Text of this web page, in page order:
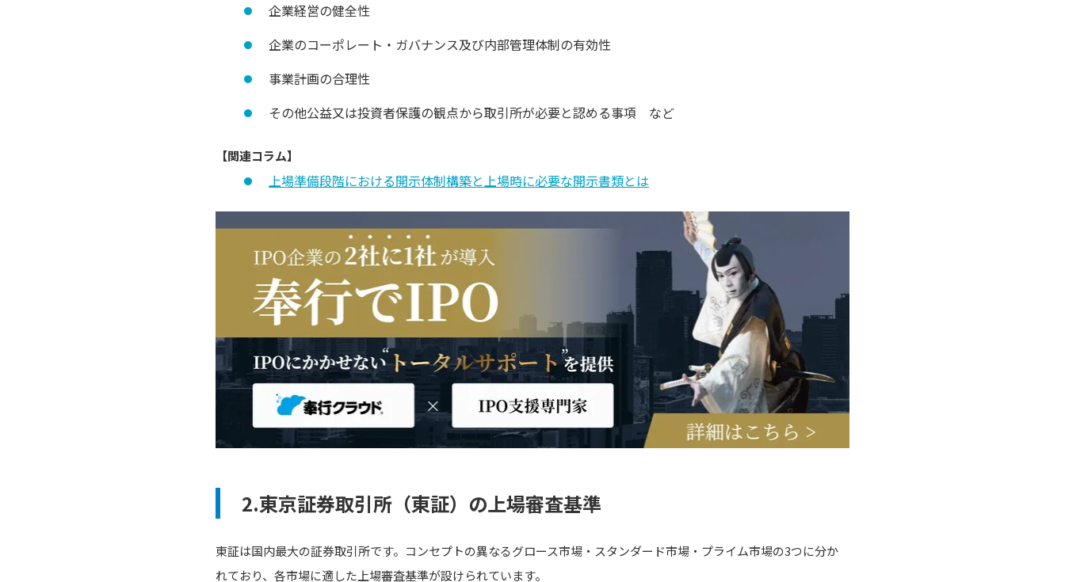
企業経営の健全性
企業のコーポレート・ガバナンス及び内部管理体制の有効性
事業計画の合理性
その他公益又は投資者保護の観点から取引所が必要と認める事項 など
【関連コラム】
上場準備段階における開示体制構築と上場時に必要な開示書類とは
2.東京証券取引所（東証）の上場審査基準
東証は国内最大の証券取引所です。コンセプトの異なるグロース市場・スタンダード市場・プライム市場の3つに分か
れており、各市場に適した上場審査基準が設けられています。